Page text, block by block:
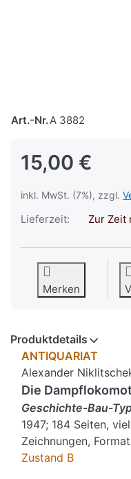
Art.-Nr.A 3882
15,00 €
inkl. MwSt. (7%), zzgl.
Lieferzeit: Zur Zeit
Merken
Produktdetails
ANTIQUARIAT
Alexander
Die
Geschichte-Bau-
1947; 184 Seiten,
Zeichnungen,
Zustand B